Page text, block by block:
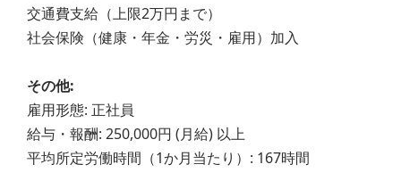
交通費支給（上限2万円まで）
社会保険（健康・年金・労災・雇用）加入
その他:
雇用形態: 正社員
給与・報酬: 250,000円 (月給) 以上
平均所定労働時間（1か月当たり）: 167時間